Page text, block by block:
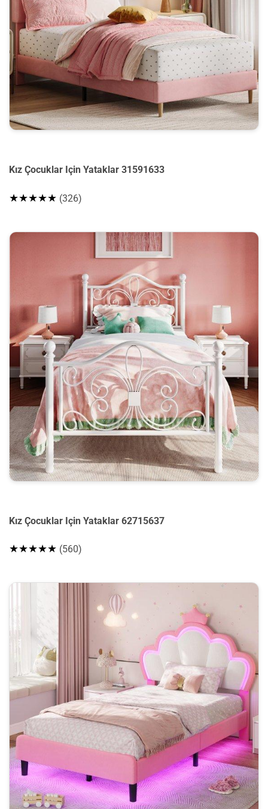
Kız Çocuklar Için Yataklar 31591633
★★★★★ (326)
Kız Çocuklar Için Yataklar 62715637
★★★★★ (560)